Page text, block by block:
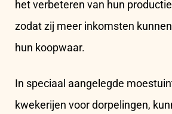
het verbeteren van hun
zodat zij meer inkomsten
hun koopwaar.
In speciaal aangelegde
kwekerijen voor dorpelingen,